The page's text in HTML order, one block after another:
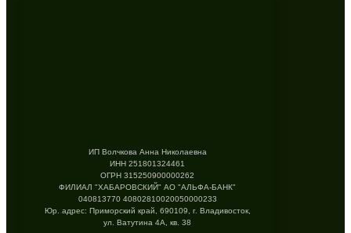
ИП Волчкова Анна Николаевна
ИНН 251801324461
ОГРН 315250900000262
ФИЛИАЛ "ХАБАРОВСКИЙ" АО "АЛЬФА-БАНК"
040813770 40802810020050000233
Юр. адрес: Приморский край, 690109, г. Владивосток,
ул. Ватутина 4А, кв. 38